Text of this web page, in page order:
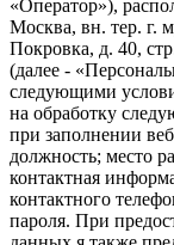
«Оператор»),
Москва, вн. тер. г.
Покровка, д. 40,
(далее -
следующими
на обработку
при заполнении
должность; место
контактная
контактного
пароля. При